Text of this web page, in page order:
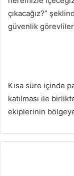
çıkacağız?”
güvenlik
Kısa süre içinde
katılması ile
ekiplerinin